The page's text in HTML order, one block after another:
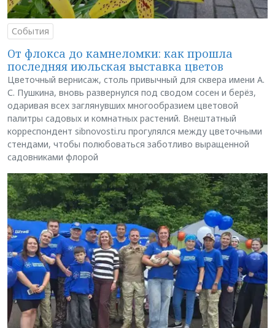
События
От флокса до камнеломки: как прошла
последняя июльская выставка цветов
Цветочный вернисаж, столь привычный для сквера имени А.
С. Пушкина, вновь развернулся под сводом сосен и берёз,
одаривая всех заглянувших многообразием цветовой
палитры садовых и комнатных растений. Внештатный
корреспондент sibnovosti.ru прогулялся между цветочными
стендами, чтобы полюбоваться заботливо выращенной
садовниками флорой